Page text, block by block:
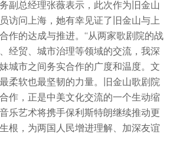
副总经理张薇表示，此次作为旧金山
访问上海，她有幸见证了旧金山与上
作的达成与推进。“从两家歌剧院的战
经贸、城市治理等领域的交流，我深
城市之间务实合作的广度和温度。文
柔软也最坚韧的力量。旧金山歌剧院
作，正是中美文化交流的一个生动缩
乐艺术将携手保利斯特朗继续推动更
根，为两国人民增进理解、加深友谊